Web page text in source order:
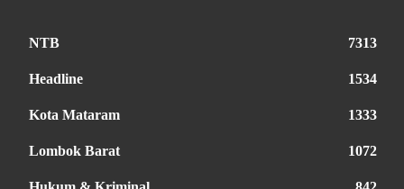
NTB 7313
Headline 1534
Kota Mataram 1333
Lombok Barat 1072